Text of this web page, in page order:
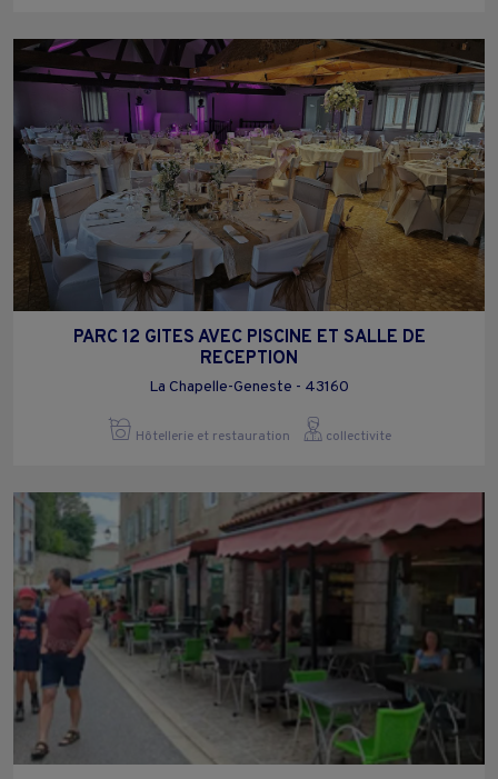
PARC 12 GITES AVEC PISCINE ET SALLE DE
RECEPTION
La Chapelle-Geneste - 43160
Hôtellerie et restauration collectivite